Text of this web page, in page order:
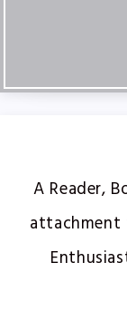
A Reader,
attachment